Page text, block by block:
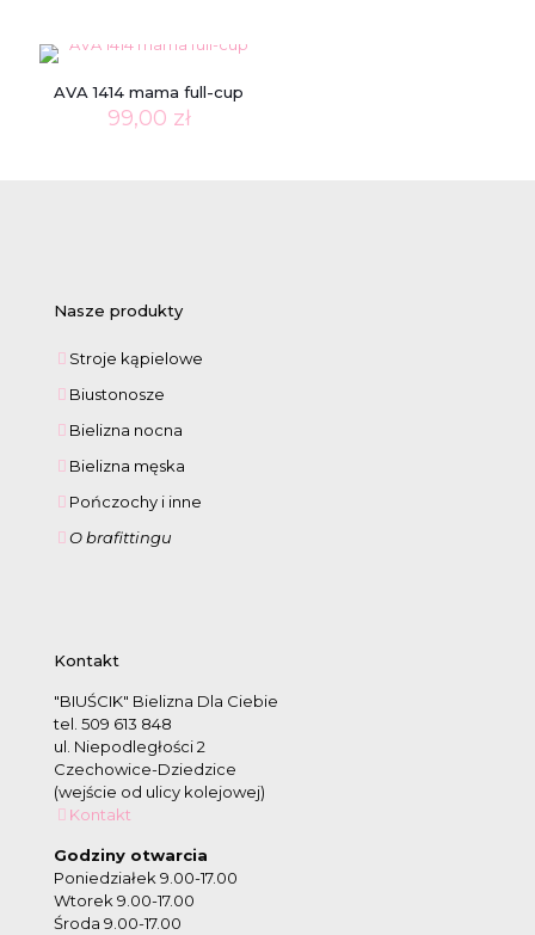
169,00 zł.119,00 zł.
AVA 1414 mama full-cup
99,00 zł
Nasze produkty
Stroje kąpielowe
Biustonosze
Bielizna nocna
Bielizna męska
Pończochy i inne
O brafittingu
Kontakt
"BIUŚCIK" Bielizna Dla Ciebie
tel. 509 613 848
ul. Niepodległości 2
Czechowice-Dziedzice
(wejście od ulicy kolejowej)
Kontakt
Godziny otwarcia
Poniedziałek 9.00-17.00
Wtorek 9.00-17.00
Środa 9.00-17.00